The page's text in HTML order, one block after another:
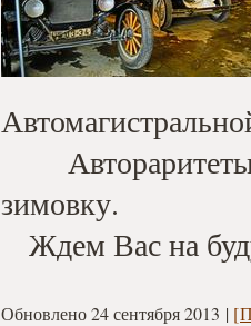
зимовку.
Ждем Вас на
Обновлено 24 сентября 2013